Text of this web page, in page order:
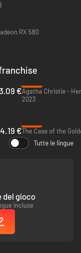
appena
colpi di scena,
di detective per
film, un amante dei
un'avventura
da offrire a tutti.
il viaggio abbia inizio!
RX 580
€
2023
4.19 €The Case of the
Tutte le lingue
del gioco
incluse